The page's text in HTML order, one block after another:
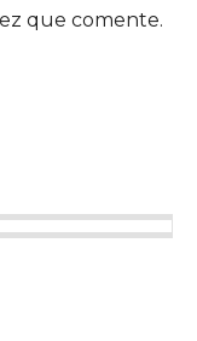
que comente.